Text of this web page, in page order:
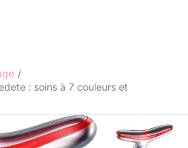
: soins à 7 couleurs et